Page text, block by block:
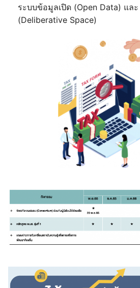
ระบบข้อมูลเปิด (Open Data) แล
(Deliberative Space)